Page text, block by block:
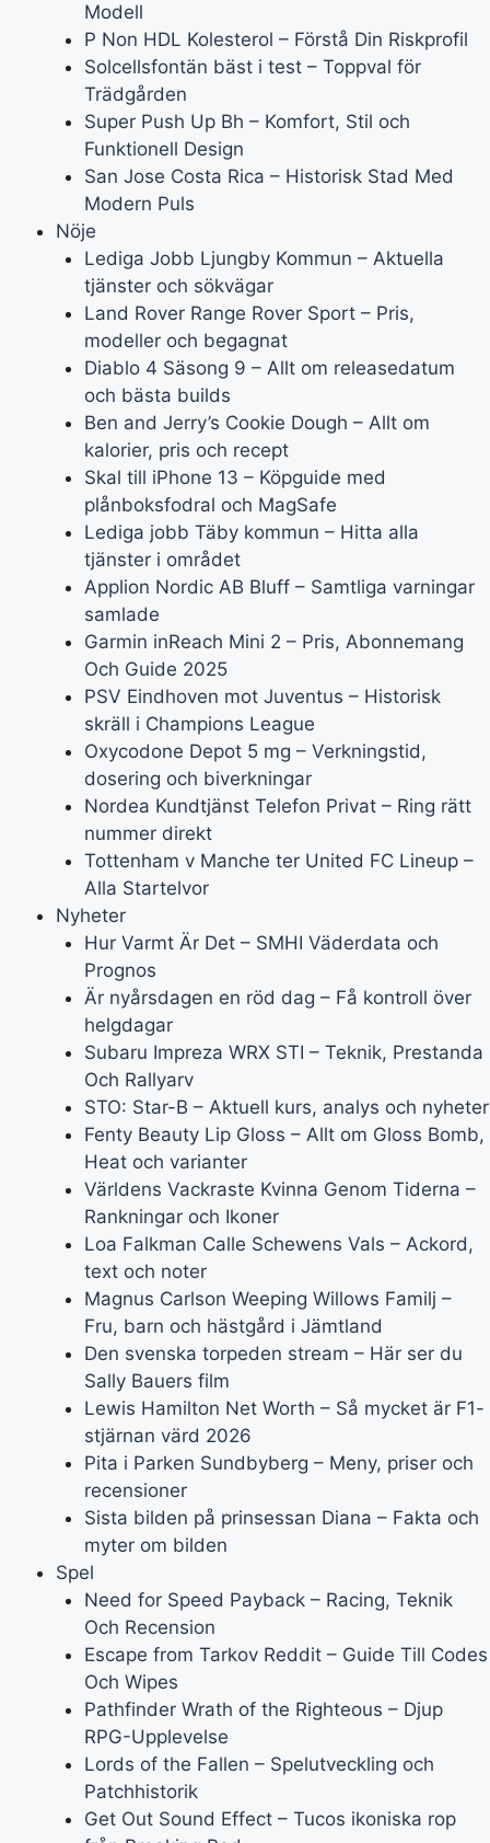
Modell
P Non HDL Kolesterol – Förstå Din Riskprofil
Solcellsfontän bäst i test – Toppval för
Trädgården
Super Push Up Bh – Komfort, Stil och
Funktionell Design
San Jose Costa Rica – Historisk Stad Med
Modern Puls
Nöje
Lediga Jobb Ljungby Kommun – Aktuella
tjänster och sökvägar
Land Rover Range Rover Sport – Pris,
modeller och begagnat
Diablo 4 Säsong 9 – Allt om releasedatum
och bästa builds
Ben and Jerry’s Cookie Dough – Allt om
kalorier, pris och recept
Skal till iPhone 13 – Köpguide med
plånboksfodral och MagSafe
Lediga jobb Täby kommun – Hitta alla
tjänster i området
Applion Nordic AB Bluff – Samtliga varningar
samlade
Garmin inReach Mini 2 – Pris, Abonnemang
Och Guide 2025
PSV Eindhoven mot Juventus – Historisk
skräll i Champions League
Oxycodone Depot 5 mg – Verkningstid,
dosering och biverkningar
Nordea Kundtjänst Telefon Privat – Ring rätt
nummer direkt
Tottenham v Manche ter United FC Lineup –
Alla Startelvor
Nyheter
Hur Varmt Är Det – SMHI Väderdata och
Prognos
Är nyårsdagen en röd dag – Få kontroll över
helgdagar
Subaru Impreza WRX STI – Teknik, Prestanda
Och Rallyarv
STO: Star-B – Aktuell kurs, analys och nyheter
Fenty Beauty Lip Gloss – Allt om Gloss Bomb,
Heat och varianter
Världens Vackraste Kvinna Genom Tiderna –
Rankningar och Ikoner
Loa Falkman Calle Schewens Vals – Ackord,
text och noter
Magnus Carlson Weeping Willows Familj –
Fru, barn och hästgård i Jämtland
Den svenska torpeden stream – Här ser du
Sally Bauers film
Lewis Hamilton Net Worth – Så mycket är F1-
stjärnan värd 2026
Pita i Parken Sundbyberg – Meny, priser och
recensioner
Sista bilden på prinsessan Diana – Fakta och
myter om bilden
Spel
Need for Speed Payback – Racing, Teknik
Och Recension
Escape from Tarkov Reddit – Guide Till Codes
Och Wipes
Pathfinder Wrath of the Righteous – Djup
RPG-Upplevelse
Lords of the Fallen – Spelutveckling och
Patchhistorik
Get Out Sound Effect – Tucos ikoniska rop